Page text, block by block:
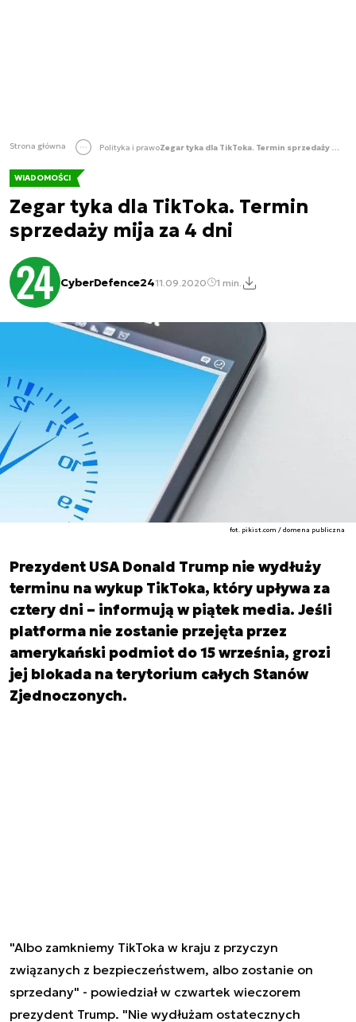
Strona główna Polityka i prawo Zegar tyka dla TikToka. Termin sprzedaży mija za 4 dni
WIADOMOŚCI
Zegar tyka dla TikToka. Termin
sprzedaży mija za 4 dni
CyberDefence2411.09.2020 1 min.
fot. pikist.com / domena publiczna
Prezydent USA Donald Trump nie wydłuży
terminu na wykup TikToka, który upływa za
cztery dni – informują w piątek media. Jeśli
platforma nie zostanie przejęta przez
amerykański podmiot do 15 września, grozi
jej blokada na terytorium całych Stanów
Zjednoczonych.
"Albo zamkniemy TikToka w kraju z przyczyn
związanych z bezpieczeństwem, albo zostanie on
sprzedany" - powiedział w czwartek wieczorem
prezydent Trump. "Nie wydłużam ostatecznych